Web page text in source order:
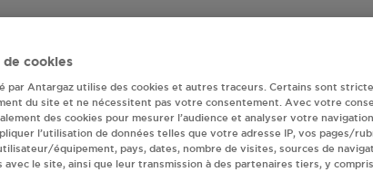
Antargaz
CONTACT GOVIDIS DIEMOZ
DE GRANGE NEUVE
de cookies
par Antargaz utilise des cookies et autres traceurs. Certains sont
du site et ne nécessitent pas votre consentement. Avec votre
des cookies pour mesurer l’audience et analyser votre
l’utilisation de données telles que votre adresse IP, vos pages/
équipement, pays, dates, nombre de visites, sources de
avec le site, ainsi que leur transmission à des partenaires tiers, y